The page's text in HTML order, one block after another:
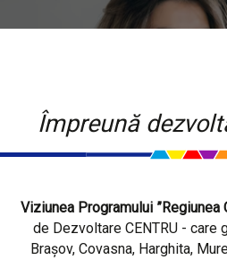
Împreună
Viziunea Programului ”Regiunea
de Dezvoltare CENTRU - care
Brașov, Covasna, Harghita,